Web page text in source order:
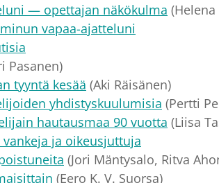
— opettajan näkökulma
vapaa-ajatteluni
Pasanen)
tyyntä kesää (Aki Räisänen)
yhdistyskuulumisia (Pertti
hautausmaa 90 vuotta (Liisa
ja oikeusjuttuja
(Jori Mäntysalo, Ritva
(Eero K. V. Suorsa)